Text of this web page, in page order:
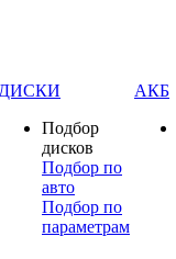
ДИСКИ
Подбор
дисков
Подбор по
авто
Подбор по
параметрам
АКБ